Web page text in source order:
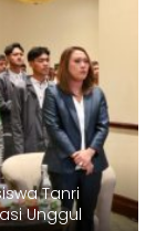
Tanri
Unggul